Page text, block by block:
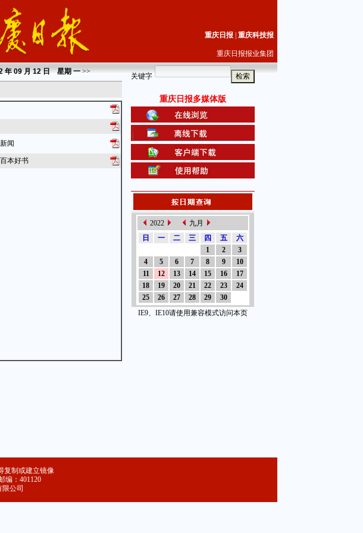
重庆日报 重庆科技报
重庆日报报业集团
年 09 月 12 日 星期一 >>
闻
本好书
关键字
重庆日报多媒体版
2022
九月
日
一 二 三 四 五
六
1
2
3
4
5 6 7 8 9
10
11
12 13 14 15 16
17
18
19 20 21 22 23
24
25
26 27 28 29
30
IE9、IE10请使用兼容模式访问本页
复制或建立镜像
编：401120
公司